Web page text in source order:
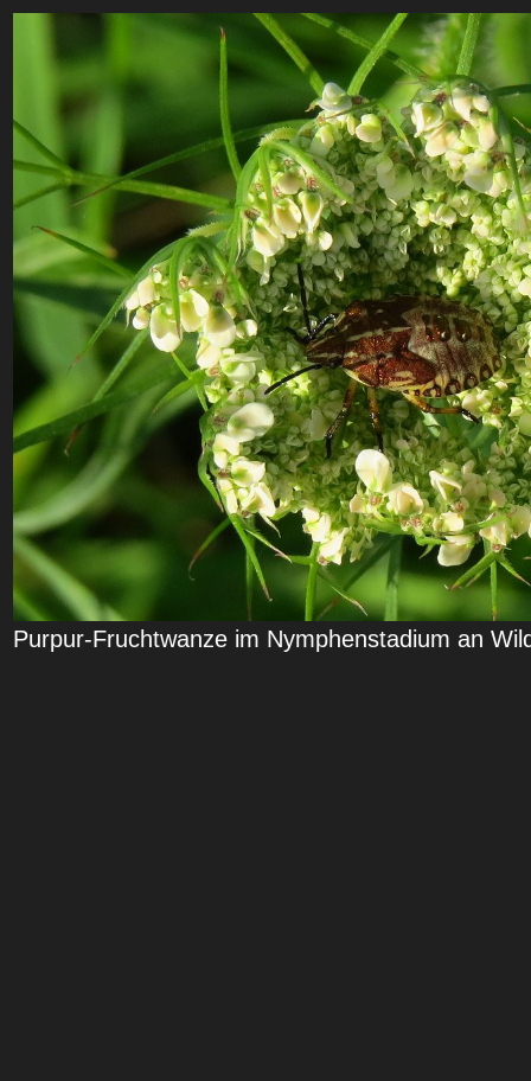
Purpur-Fruchtwanze im Nymphenstadium an